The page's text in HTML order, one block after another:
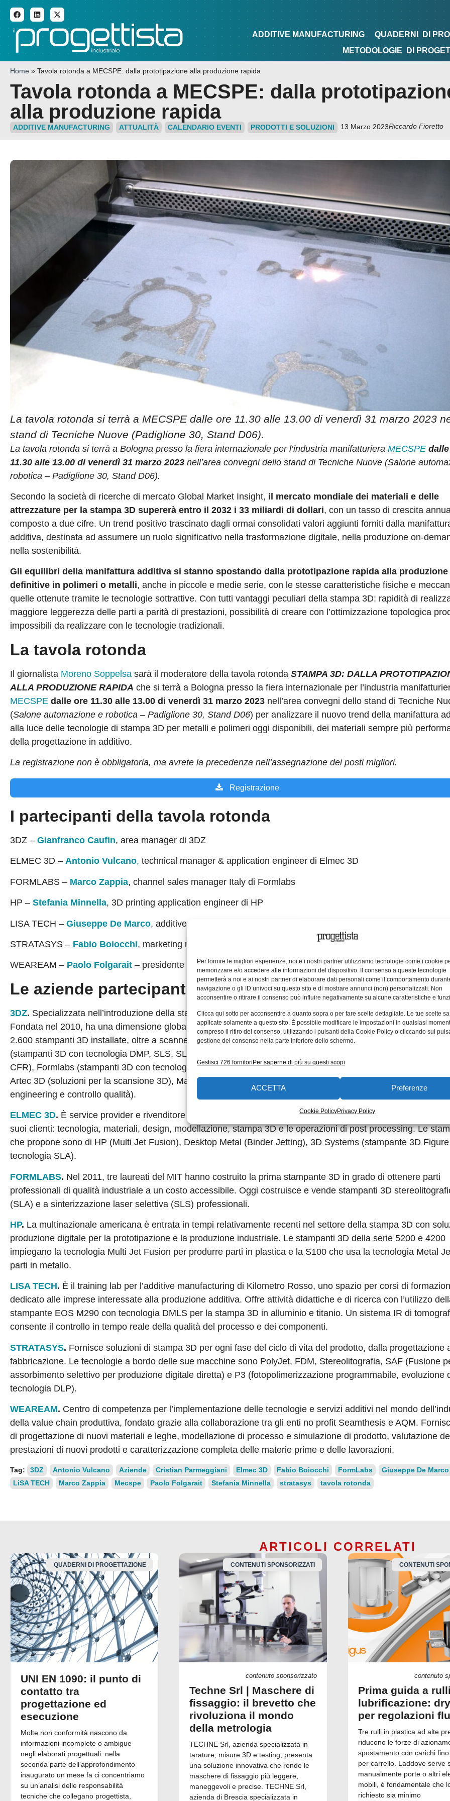
Per fornire le migliori esperienze, noi e i nostri partner utilizziamo tecnologie come i cookie
memorizzare e/o accedere alle informazioni del dispositivo. Il consenso a queste tecnologie
permetterà a noi e ai nostri partner di elaborare dati personali come il comportamento
navigazione o gli ID univoci su questo sito e di mostrare annunci (non) personalizzati. Non
acconsentire o ritirare il consenso può influire negativamente su alcune caratteristiche e
Clicca qui sotto per acconsentire a quanto sopra o per fare scelte dettagliate. Le tue scelte
applicate solamente a questo sito. È possibile modificare le impostazioni in qualsiasi
compreso il ritiro del consenso, utilizzando i pulsanti della Cookie Policy o cliccando sul
gestione del consenso nella parte inferiore dello schermo.
Gestisci 726 fornitoriPer saperne di più su questi scopi
ACCETTA Preferenze
Cookie PolicyPrivacy Policy
ADDITIVE MANUFACTURING QUADERNI DI PROGETTAZIONE TIPS&TRICKS
ADDITIVE MANUFACTURING QUADERNI DI
METODOLOGIE
DI
Home » Tavola rotonda a MECSPE: dalla prototipazione alla produzione rapida
Tavola rotonda a MECSPE: dalla
alla produzione rapida
ADDITIVE MANUFACTURING ATTUALITÀ CALENDARIO EVENTI PRODOTTI E SOLUZIONI 13 Marzo 2023Riccardo Fioretto
La tavola rotonda si terrà a MECSPE dalle ore 11.30 alle 13.00 di venerdì 31 marzo 2023
stand di Tecniche Nuove (Padiglione 30, Stand D06).
La tavola rotonda si terrà a Bologna presso la fiera internazionale per l’industria manifatturiera MECSPE
11.30 alle 13.00 di venerdì 31 marzo 2023 nell’area convegni dello stand di Tecniche Nuove (Salone
robotica – Padiglione 30, Stand D06).
Secondo la società di ricerche di mercato Global Market Insight, il mercato mondiale dei materiali e delle
attrezzature per la stampa 3D supererà entro il 2032 i 33 miliardi di dollari, con un tasso di crescita
composto a due cifre. Un trend positivo trascinato dagli ormai consolidati valori aggiunti forniti dalla
additiva, destinata ad assumere un ruolo significativo nella trasformazione digitale, nella produzione on-
nella sostenibilità.
Gli equilibri della manifattura additiva si stanno spostando dalla prototipazione rapida alla
definitive in polimeri o metalli, anche in piccole e medie serie, con le stesse caratteristiche fisiche e
quelle ottenute tramite le tecnologie sottrattive. Con tutti vantaggi peculiari della stampa 3D: rapidità di
maggiore leggerezza delle parti a parità di prestazioni, possibilità di creare con l’ottimizzazione topologica
impossibili da realizzare con le tecnologie tradizionali.
La tavola rotonda
Il giornalista Moreno Soppelsa sarà il moderatore della tavola rotonda STAMPA 3D: DALLA
ALLA PRODUZIONE RAPIDA che si terrà a Bologna presso la fiera internazionale per l’industria
MECSPE dalle ore 11.30 alle 13.00 di venerdì 31 marzo 2023 nell’area convegni dello stand di Tecniche
(Salone automazione e robotica – Padiglione 30, Stand D06) per analizzare il nuovo trend della manifattura
alla luce delle tecnologie di stampa 3D per metalli e polimeri oggi disponibili, dei materiali sempre più
della progettazione in additivo.
La registrazione non è obbligatoria, ma avrete la precedenza nell’assegnazione dei posti migliori.
Registrazione
I partecipanti della tavola rotonda
3DZ – Gianfranco Caufin, area manager di 3DZ
ELMEC 3D – Antonio Vulcano, technical manager & application engineer di Elmec 3D
FORMLABS – Marco Zappia, channel sales manager Italy di Formlabs
HP – Stefania Minnella, 3D printing application engineer di HP
LISA TECH – Giuseppe De Marco, additive manufacturing engineer di Kilometro Rosso.
STRATASYS – Fabio Boiocchi, marketing manager Italy di Stratasys
WEAREAM – Paolo Folgarait – presidente e CEO di Weaream
Le aziende partecipanti alla tavola rotonda
3DZ. Specializzata nell’introduzione della stampa 3D nelle imprese, nonché nella vendita di stampanti e
Fondata nel 2010, ha una dimensione globale con 16 filiali tra Italia, Europa e Middle East. Ha 4.300 clienti,
2.600 stampanti 3D installate, oltre a scanner e software 3D. È rivenditore autorizzato di tutti i prodotti 3D
(stampanti 3D con tecnologia DMP, SLS, SLA MJP), Markforged (stampanti 3D per compositi e metalli con
CFR), Formlabs (stampanti 3D con tecnologia SLA e SLS), Nexa 3D (stampanti 3D con innovata tecnologia
Artec 3D (soluzioni per la scansione 3D), Materialise (software per la stampa 3D) e Geomagic (software per
engineering e controllo qualità).
ELMEC 3D. È service provider e rivenditore di soluzioni per l’additive manufacturing. Cura ogni aspetto dei
suoi clienti: tecnologia, materiali, design, modellazione, stampa 3D e le operazioni di post processing. Le
che propone sono di HP (Multi Jet Fusion), Desktop Metal (Binder Jetting), 3D Systems (stampante 3D
tecnologia SLA).
FORMLABS. Nel 2011, tre laureati del MIT hanno costruito la prima stampante 3D in grado di ottenere parti
professionali di qualità industriale a un costo accessibile. Oggi costruisce e vende stampanti 3D
(SLA) e a sinterizzazione laser selettiva (SLS) professionali.
HP. La multinazionale americana è entrata in tempi relativamente recenti nel settore della stampa 3D con
produzione digitale per la prototipazione e la produzione industriale. Le stampanti 3D della serie 5200 e 4200
impiegano la tecnologia Multi Jet Fusion per produrre parti in plastica e la S100 che usa la tecnologia Metal
parti in metallo.
LISA TECH. È il training lab per l’additive manufacturing di Kilometro Rosso, uno spazio per corsi di
dedicato alle imprese interessate alla produzione additiva. Offre attività didattiche e di ricerca con l’utilizzo
stampante EOS M290 con tecnologia DMLS per la stampa 3D in alluminio e titanio. Un sistema IR di
consente il controllo in tempo reale della qualità del processo e dei componenti.
STRATASYS. Fornisce soluzioni di stampa 3D per ogni fase del ciclo di vita del prodotto, dalla progettazione
fabbricazione. Le tecnologie a bordo delle sue macchine sono PolyJet, FDM, Stereolitografia, SAF (Fusione
assorbimento selettivo per produzione digitale diretta) e P3 (fotopolimerizzazione programmabile, evoluzione
tecnologia DLP).
WEAREAM. Centro di competenza per l’implementazione delle tecnologie e servizi additivi nel mondo
della value chain produttiva, fondato grazie alla collaborazione tra gli enti no profit Seamthesis e AQM.
di progettazione di nuovi materiali e leghe, modellazione di processo e simulazione di prodotto, valutazione
prestazioni di nuovi prodotti e caratterizzazione completa delle materie prime e delle lavorazioni.
Tag: 3DZ Antonio Vulcano Aziende Cristian Parmeggiani Elmec 3D Fabio Boiocchi FormLabs Giuseppe De Marco
LiSA TECH
Marco Zappia Mecspe Paolo Folgarait Stefania Minnella stratasys tavola rotonda
ARTICOLI CORRELATI
QUADERNI DI PROGETTAZIONE
UNI EN 1090: il punto di
contatto tra
progettazione ed
esecuzione
Molte non conformità nascono da
informazioni incomplete o ambigue
negli elaborati progettuali. nella
seconda parte dell’approfondimento
inaugurato un mese fa ci concentriamo
su un’analisi delle responsabilità
tecniche che collegano progettista,
CONTENUTI SPONSORIZZATI
contenuto sponsorizzato
Techne Srl | Maschere di
fissaggio: il brevetto che
rivoluziona il mondo
della metrologia
TECHNE Srl, azienda specializzata in
tarature, misure 3D e testing, presenta
una soluzione innovativa che rende le
maschere di fissaggio più leggere,
maneggevoli e precise. TECHNE Srl,
azienda di Brescia specializzata in
CONTENUTI
contenuto
Prima guida a
lubrificazione:
per regolazioni
Tre rulli in plastica ad alte
riducono le forze di
spostamento con carichi
per carrello. Laddove serve
manualmente porte o altri
mobili, è fondamentale che
richiesto sia minimo